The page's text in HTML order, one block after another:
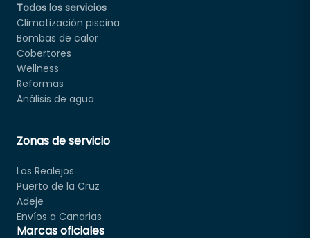
Todos los servicios
Climatización piscina
Bombas de calor
Cobertores
Wellness
Reformas
Análisis de agua
Zonas de servicio
Los Realejos
Puerto de la Cruz
Adeje
Envíos a Canarias
Marcas oficiales